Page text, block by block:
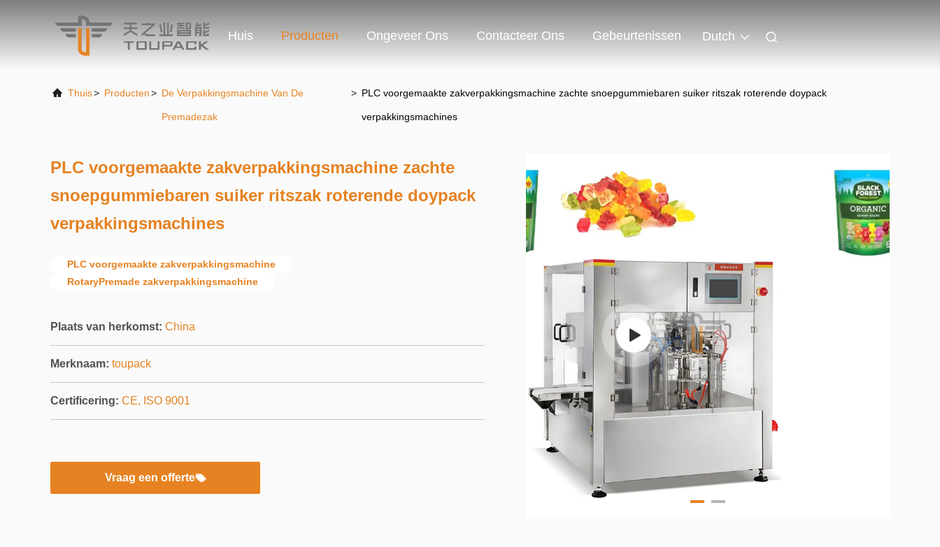
Huis Producten Ongeveer Ons Contacteer Ons Gebeurtenissen Dutch
Thuis> Producten> De Verpakkingsmachine Van De
Premadezak
> PLC voorgemaakte zakverpakkingsmachine zachte snoepgummiebaren suiker ritszak roterende doypack
verpakkingsmachines
PLC voorgemaakte zakverpakkingsmachine zachte
snoepgummiebaren suiker ritszak roterende doypack
verpakkingsmachines
PLC voorgemaakte zakverpakkingsmachine
RotaryPremade zakverpakkingsmachine
Plaats van herkomst: China
Merknaam: toupack
Certificering: CE, ISO 9001
Vraag een offerte